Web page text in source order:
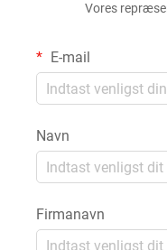
Vores
E-mail
Navn
Firmanavn